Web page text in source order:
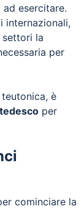
ad esercitare.
internazionali,
settori la
per
è
per
cominciare la